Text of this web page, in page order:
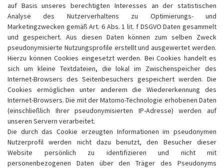
auf Basis unseres berechtigten Interesses an der statistischen
Analyse des Nutzerverhaltens zu Optimierungs- und
Marketingzwecken gemäß Art. 6 Abs. 1 lit. f DSGVO Daten gesammelt
und gespeichert. Aus diesen Daten können zum selben Zweck
pseudonymisierte Nutzungsprofile erstellt und ausgewertet werden.
Hierzu können Cookies eingesetzt werden. Bei Cookies handelt es
sich um kleine Textdateien, die lokal im Zwischenspeicher des
Internet-Browsers des Seitenbesuchers gespeichert werden. Die
Cookies ermöglichen unter anderem die Wiedererkennung des
Internet-Browsers. Die mit der Matomo-Technologie erhobenen Daten
(einschließlich Ihrer pseudonymisierten IP-Adresse) werden auf
unseren Servern verarbeitet.
Die durch das Cookie erzeugten Informationen im pseudonymen
Nutzerprofil werden nicht dazu benutzt, den Besucher dieser
Website persönlich zu identifizieren und nicht mit
personenbezogenen Daten über den Träger des Pseudonyms